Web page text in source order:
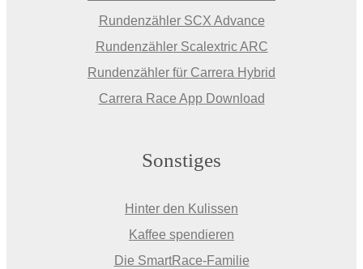
Rundenzähler SCX Advance
Rundenzähler Scalextric ARC
Rundenzähler für Carrera Hybrid
Carrera Race App Download
Sonstiges
Hinter den Kulissen
Kaffee spendieren
Die SmartRace-Familie